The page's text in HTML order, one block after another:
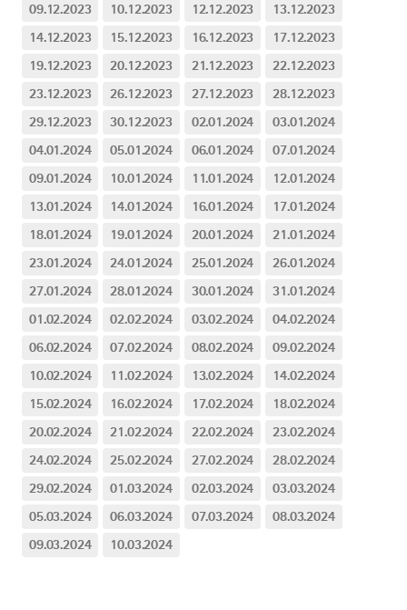
09.12.2023 10.12.2023 12.12.2023
13.12.2023
14.12.2023
15.12.2023 16.12.2023
17.12.2023
19.12.2023
20.12.2023 21.12.2023
22.12.2023
23.12.2023
26.12.2023 27.12.2023
28.12.2023
29.12.2023
30.12.2023 02.01.2024
03.01.2024
04.01.2024
05.01.2024 06.01.2024
07.01.2024
09.01.2024
10.01.2024 11.01.2024
12.01.2024
13.01.2024
14.01.2024 16.01.2024
17.01.2024
18.01.2024
19.01.2024 20.01.2024
21.01.2024
23.01.2024
24.01.2024 25.01.2024
26.01.2024
27.01.2024
28.01.2024 30.01.2024
31.01.2024
01.02.2024
02.02.2024 03.02.2024
04.02.2024
06.02.2024
07.02.2024 08.02.2024
09.02.2024
10.02.2024
11.02.2024 13.02.2024
14.02.2024
15.02.2024
16.02.2024 17.02.2024
18.02.2024
20.02.2024
21.02.2024 22.02.2024
23.02.2024
24.02.2024
25.02.2024 27.02.2024
28.02.2024
29.02.2024
01.03.2024 02.03.2024
03.03.2024
05.03.2024
06.03.2024 07.03.2024
08.03.2024
09.03.2024
10.03.2024